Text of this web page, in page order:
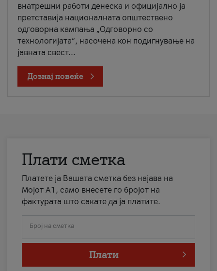
внатрешни работи денеска и официјално ја
претставија националната општествено
одговорна кампања „Одговорно со
технологијата“, насочена кон подигнување на
јавната свест...
Дознај повеќе
Плати сметка
Платете ја Вашата сметка без најава на
Мојот А1, само внесете го бројот на
фактурата што сакате да ја платите.
Број на сметка
Плати